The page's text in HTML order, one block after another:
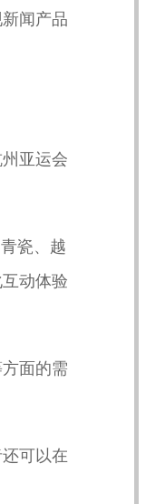
闻产品
亚运会
瓷、越
动体验
面的需
可以在